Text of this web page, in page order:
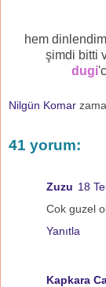
hem
şimdi bitti
dugi
Nilgün Komar
41 yorum:
Zuzu 18
Cok guzel
Yanıtla
Kapkara